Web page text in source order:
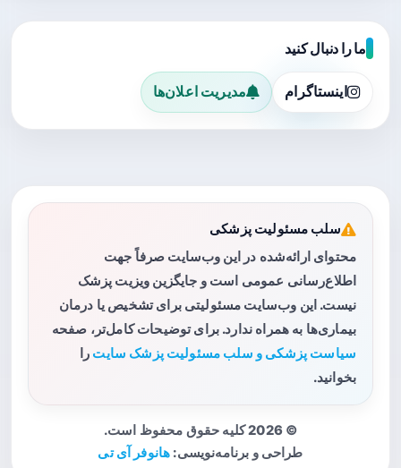
ما را دنبال کنید
اینستاگرام مدیریت اعلان‌ها
سلب مسئولیت پزشکی
محتوای ارائه‌شده در این وب‌سایت صرفاً جهت
اطلاع‌رسانی عمومی است و جایگزین ویزیت پزشک
نیست. این وب‌سایت مسئولیتی برای تشخیص یا درمان
بیماری‌ها به همراه ندارد. برای توضیحات کامل‌تر، صفحه
سیاست پزشکی و سلب مسئولیت پزشک سایت را
بخوانید.
© 2026 کلیه حقوق محفوظ است.
طراحی و برنامه‌نویسی: هانوفر آی تی